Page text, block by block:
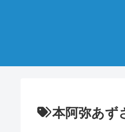
本阿弥あず